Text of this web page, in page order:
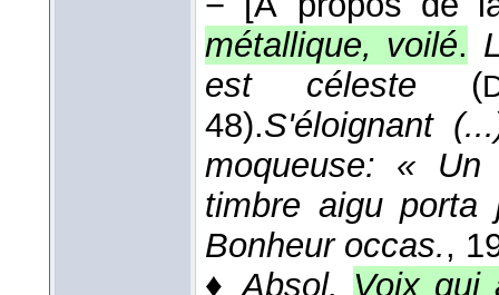
métallique, voilé.
est céleste (
48).S'éloignant
moqueuse: «
timbre aigu porta
Bonheur occas.,
♦Absol. Voix qui